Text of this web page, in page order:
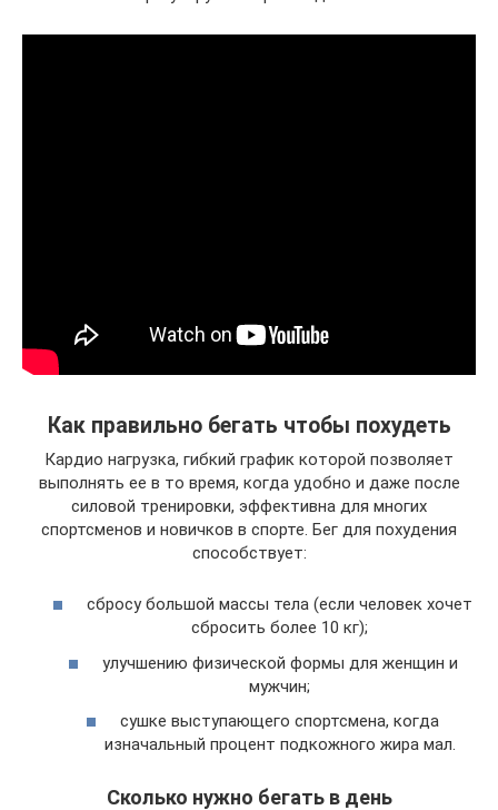
Как правильно бегать чтобы похудеть
Кардио нагрузка, гибкий график которой позволяет
выполнять ее в то время, когда удобно и даже после
силовой тренировки, эффективна для многих
спортсменов и новичков в спорте. Бег для похудения
способствует:
сбросу большой массы тела (если человек хочет
сбросить более 10 кг);
улучшению физической формы для женщин и
мужчин;
сушке выступающего спортсмена, когда
изначальный процент подкожного жира мал.
Сколько нужно бегать в день